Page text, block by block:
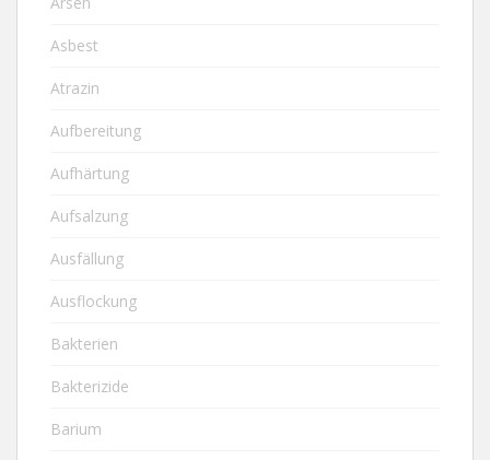
Asbest
Atrazin
Aufbereitung
Aufhärtung
Aufsalzung
Ausfällung
Ausflockung
Bakterien
Bakterizide
Barium